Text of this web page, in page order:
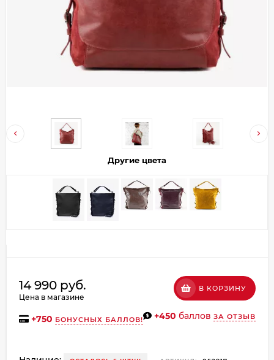
Другие цвета
14 990 руб.
Цена в магазине
В КОРЗИНУ
+750 БОНУСНЫХ БАЛЛОВ! +450 баллов ЗА ОТЗЫВ
Добавляйте товары
в корзину
Оплачивайте сегодня только
Получайте товар
выбранный способом
Оставшиеся
% будут
списыватьсяс вашей карты
по25% каждые 2 недели
об оплате Плайтом